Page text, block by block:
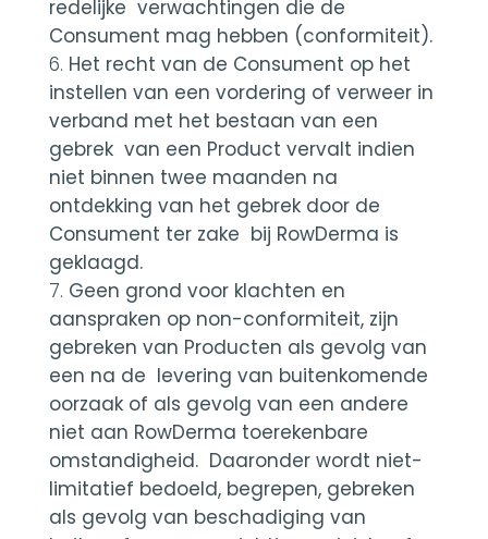
redelijke verwachtingen die de
Consument mag hebben (conformiteit).
Het recht van de Consument op het
instellen van een vordering of verweer in
verband met het bestaan van een
gebrek van een Product vervalt indien
niet binnen twee maanden na
ontdekking van het gebrek door de
Consument ter zake bij RowDerma is
geklaagd.
Geen grond voor klachten en
aanspraken op non-conformiteit, zijn
gebreken van Producten als gevolg van
een na de levering van buitenkomende
oorzaak of als gevolg van een andere
niet aan RowDerma toerekenbare
omstandigheid. Daaronder wordt niet-
limitatief bedoeld, begrepen, gebreken
als gevolg van beschadiging van